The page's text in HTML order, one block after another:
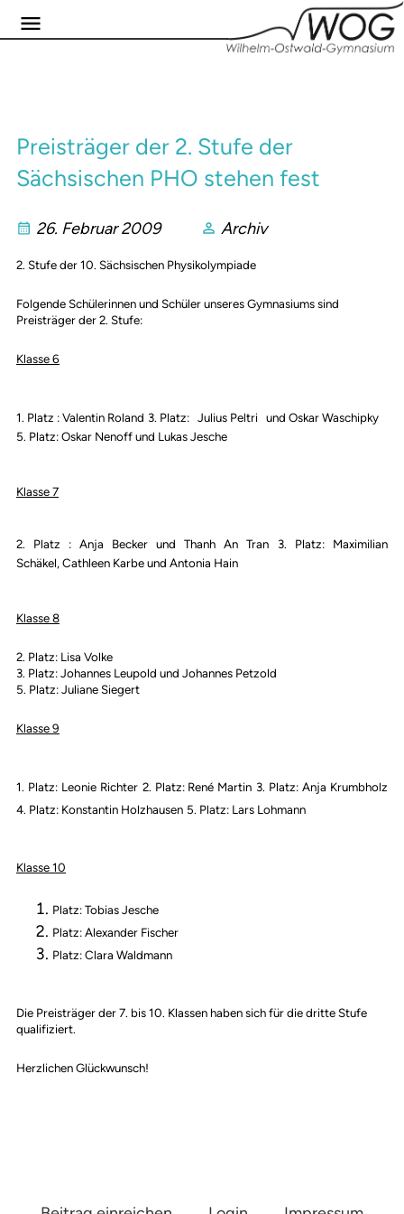
Preisträger der 2. Stufe der
Sächsischen PHO stehen fest
26. Februar 2009 Archiv
2. Stufe der 10. Sächsischen Physikolympiade
Folgende Schülerinnen und Schüler unseres Gymnasiums sind
Preisträger der 2. Stufe:
Klasse 6
1. Platz : Valentin Roland 3. Platz: Julius Peltri und Oskar Waschipky
5. Platz: Oskar Nenoff und Lukas Jesche
Klasse 7
2. Platz : Anja Becker und Thanh An Tran
3. Platz: Maximilian
Schäkel, Cathleen Karbe und Antonia Hain
Klasse 8
2. Platz: Lisa Volke
3. Platz: Johannes Leupold und Johannes Petzold
5. Platz: Juliane Siegert
Klasse 9
1. Platz: Leonie Richter 2. Platz: René Martin 3. Platz: Anja Krumbholz
4. Platz: Konstantin Holzhausen 5. Platz: Lars Lohmann
Klasse 10
Platz: Tobias Jesche
Platz: Alexander Fischer
Platz: Clara Waldmann
Die Preisträger der 7. bis 10. Klassen haben sich für die dritte Stufe
qualifiziert.
Herzlichen Glückwunsch!